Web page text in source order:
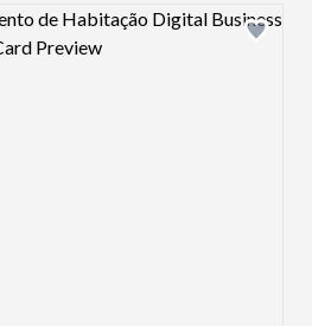
Design preview image